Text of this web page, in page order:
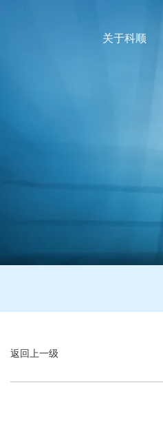
关于科顺
返回上一级